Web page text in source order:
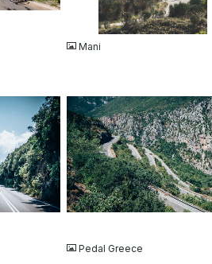
Mani
JPG
Pedal Greece